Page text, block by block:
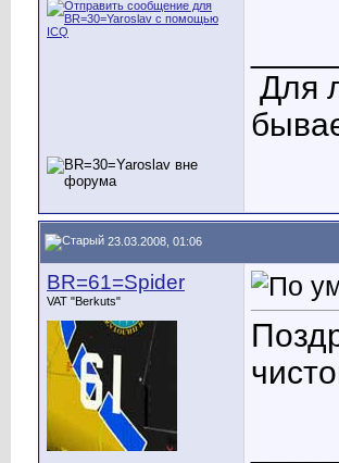
Для
23.03.2008, 01:06
BR=61=Spider
VAT "Berkuts"